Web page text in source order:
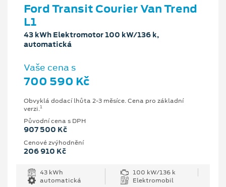
Ford Transit Courier Van Trend
L1
43 kWh Elektromotor 100 kW/136 k,
automatická
Vaše cena s
700 590 Kč
Obvyklá dodací lhůta 2-3 měsíce. Cena pro základní
verzi.1
Původní cena s DPH
907 500 Kč
Cenové zvýhodnění
206 910 Kč
43 kWh
100 kW/136 k
automatická
Elektromobil